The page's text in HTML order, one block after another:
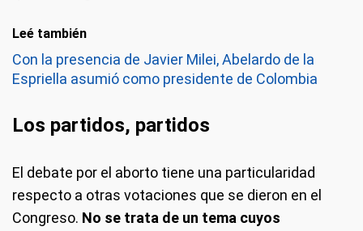
Leé también
Con la presencia de Javier Milei, Abelardo de la
Espriella asumió como presidente de Colombia
Los partidos, partidos
El debate por el aborto tiene una particularidad
respecto a otras votaciones que se dieron en el
Congreso. No se trata de un tema cuyos